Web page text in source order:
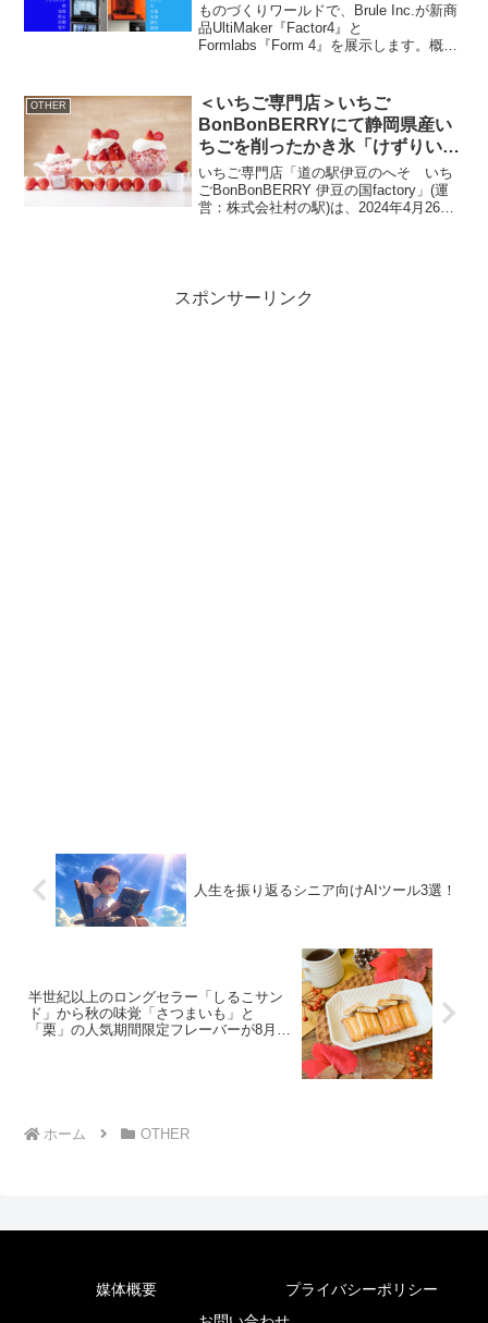
ものづくりワールドで、Brule Inc.が新商
品UltiMaker『Factor4』と
Formlabs『Form 4』を展示します。概要
Inc.出展情報...
OTHER
＜いちご専門店＞いちご
BonBonBERRYにて静岡県産い
ちごを削ったかき氷「けずりいち
ごおり」が販売開始！カフェ限定
新作かき氷も登場
いちご専門店「道の駅伊豆のへそ いち
ごBonBonBERRY 伊豆の国factory」(運
営：株式会社村の駅)は、2024年4月26日
スポンサーリンク
人生を振り返るシニア向けAIツール3選！
半世紀以上のロングセラー「しるこサン
ド」から秋の味覚「さつまいも」と
「栗」の人気期間限定フレーバーが8月26
ホーム OTHER
媒体概要
プライバシーポリシー